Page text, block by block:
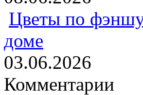
Цветы по
доме
03.06.2026
Комментарии